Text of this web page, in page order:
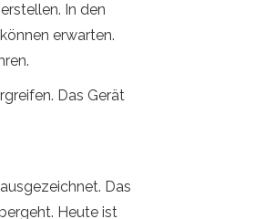
In den
erwarten.
Das Gerät
Das
Heute ist